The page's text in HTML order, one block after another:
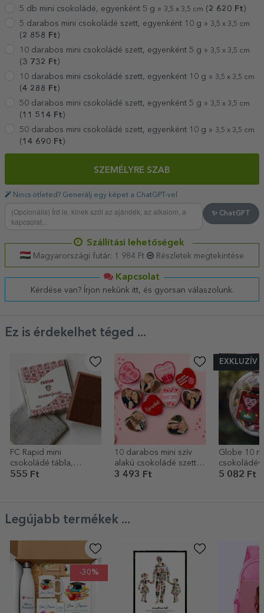
5 db mini csokoládé, egyenként 5 g » 3,5 x 3,5 cm ( 2 620 Ft )
5 darabos mini csokoládé szett, egyenként 10 g » 3,5 x 3,5 cm
( 2 858 Ft )
10 darabos mini csokoládé szett, egyenként 5 g » 3,5 x 3,5 cm
( 3 732 Ft )
10 darabos mini csokoládé szett, egyenként 10 g » 3,5 x 3,5 cm
(4 288 Ft )
50 darabos mini csokoládé szett, egyenként 5 g » 3,5 x 3,5 cm
( 11 514 Ft )
50 darabos mini csokoládé szett, egyenként 10 g » 3,5 x 3,5 cm
( 14 690 Ft )
SZEMÉLYRE SZAB
Nincs ötleted? Generálj egy képet a ChatGPT-vel
✨ ChatGPT
Szállítási lehetőségek
Magyarországi futár: 1 984 Ft Részletek megtekintése
Kapcsolat
Kérdése van? Írjon nekünk itt, és gyorsan válaszolunk.
Ez is érdekelhet téged ...
FC Rapid mini
csokoládé tábla,
személyre szabott
555 Ft
10 darabos mini szív
alakú csokoládé szett,
fotókkal és szöveggel
3 493 Ft
EXKLUZÍV
Globe 10
személyre
5 082 Ft
Legújabb termékek ...
-30%